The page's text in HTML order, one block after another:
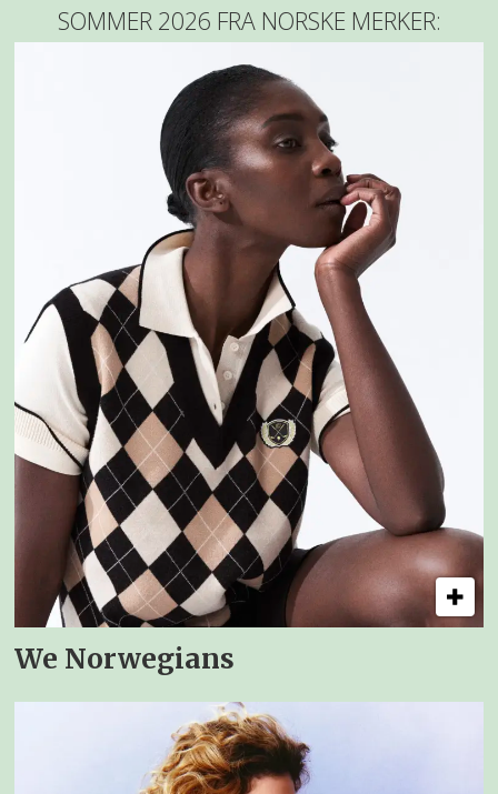
SOMMER 2026 FRA NORSKE MERKER:
We Norwegians